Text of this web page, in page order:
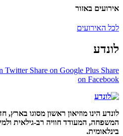
אירועים באזור
לכל האירועים
לונדע
Twitter Share on Google Plus Share
on Facebook
לונדע הינו מוזיאון ראשון מסוגו בארץ,
המשפחה, המעודד חוויה רב-גילאית
בינלאומית.